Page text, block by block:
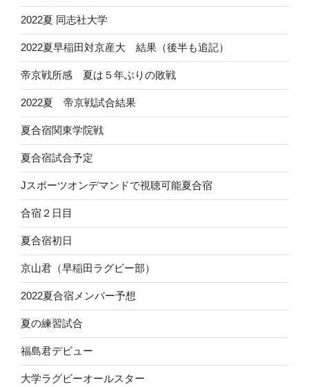
2022夏 同志社大学
2022夏早稲田対京産大 結果（後半も追記）
帝京戦所感 夏は５年ぶりの敗戦
2022夏 帝京戦試合結果
夏合宿関東学院戦
夏合宿試合予定
Jスポーツオンデマンドで視聴可能夏合宿
合宿２日目
夏合宿初日
京山君（早稲田ラグビー部）
2022夏合宿メンバー予想
夏の練習試合
福島君デビュー
大学ラグビーオールスター